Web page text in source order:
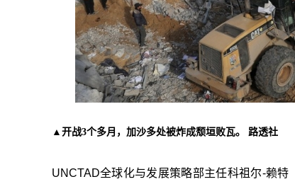
▲开战3个多月，加沙多处被炸成颓垣败瓦。 路透社
UNCTAD全球化与发展策略部主任科祖尔-赖